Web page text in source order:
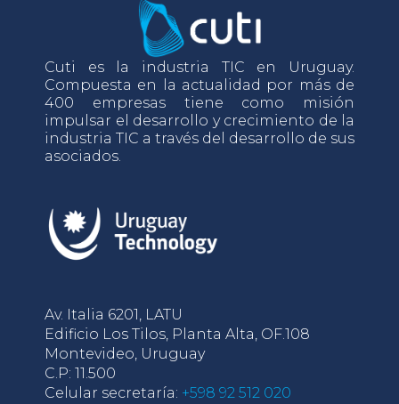
Cuti es la industria TIC en Uruguay.
Compuesta en la actualidad por más de
400 empresas tiene como misión
impulsar el desarrollo y crecimiento de la
industria TIC a través del desarrollo de sus
asociados.
Av. Italia 6201, LATU
Edificio Los Tilos, Planta Alta, OF.108
Montevideo, Uruguay
C.P: 11.500
Celular secretaría: +598 92 512 020